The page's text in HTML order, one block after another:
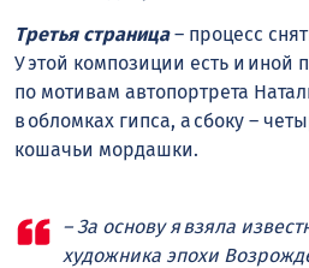
Третья страница– процесс
У этой композиции есть и иной
по мотивам автопортрета
в обломках гипса, а сбоку –
кошачьи мордашки.
– За основу я взяла
художника эпохи